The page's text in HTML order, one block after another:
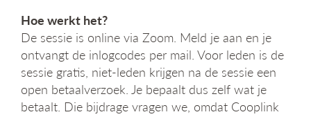
Hoe werkt het?
De sessie is online via Zoom. Meld je aan en je
ontvangt de inlogcodes per mail. Voor leden is de
sessie gratis, niet-leden krijgen na de sessie een
open betaalverzoek. Je bepaalt dus zelf wat je
betaalt. Die bijdrage vragen we, omdat Cooplink